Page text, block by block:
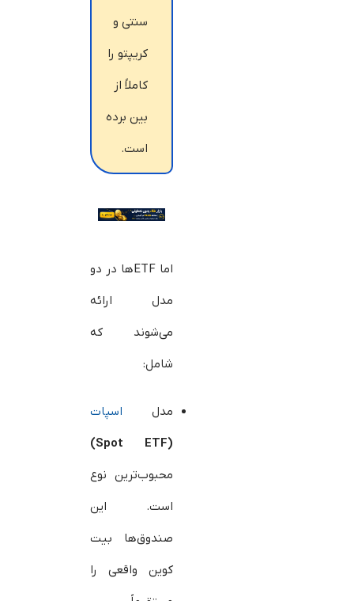
سنتی و
کریپتو را
کاملاً از
بین برده
است.
اما ETFها در دو
مدل ارائه
می‌شوند که
شامل:
مدل اسپات
(
Spot ETF
)
محبوب‌ترین نوع
است. این
صندوق‌ها بیت‌
کوین واقعی را